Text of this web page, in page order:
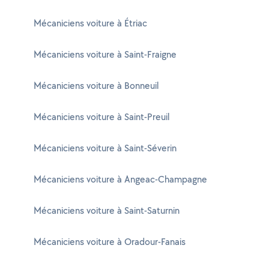
Mécaniciens voiture à Étriac
Mécaniciens voiture à Saint-Fraigne
Mécaniciens voiture à Bonneuil
Mécaniciens voiture à Saint-Preuil
Mécaniciens voiture à Saint-Séverin
Mécaniciens voiture à Angeac-Champagne
Mécaniciens voiture à Saint-Saturnin
Mécaniciens voiture à Oradour-Fanais